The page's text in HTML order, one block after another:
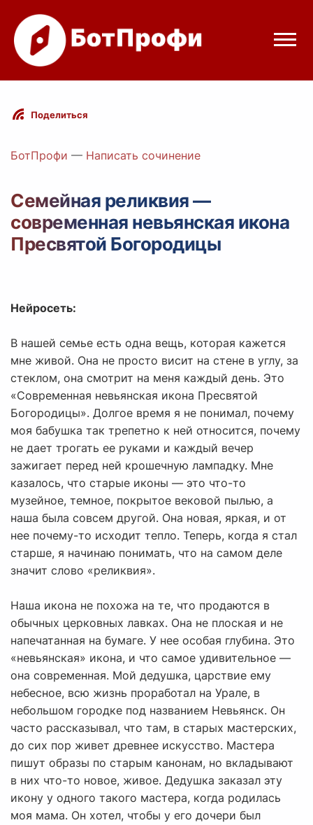
Режимы бота
Цены
Вход с Telegram
Поделиться
БотПрофи — Написать сочинение
Семейная реликвия —
современная невьянская икона
Пресвятой Богородицы
Нейросеть:
В нашей семье есть одна вещь, которая кажется
мне живой. Она не просто висит на стене в углу, за
стеклом, она смотрит на меня каждый день. Это
«Современная невьянская икона Пресвятой
Богородицы». Долгое время я не понимал, почему
моя бабушка так трепетно к ней относится, почему
не дает трогать ее руками и каждый вечер
зажигает перед ней крошечную лампадку. Мне
казалось, что старые иконы — это что-то
музейное, темное, покрытое вековой пылью, а
наша была совсем другой. Она новая, яркая, и от
нее почему-то исходит тепло. Теперь, когда я стал
старше, я начинаю понимать, что на самом деле
значит слово «реликвия».
Наша икона не похожа на те, что продаются в
обычных церковных лавках. Она не плоская и не
напечатанная на бумаге. У нее особая глубина. Это
«невьянская» икона, и что самое удивительное —
она современная. Мой дедушка, царствие ему
небесное, всю жизнь проработал на Урале, в
небольшом городке под названием Невьянск. Он
часто рассказывал, что там, в старых мастерских,
до сих пор живет древнее искусство. Мастера
пишут образы по старым канонам, но вкладывают
в них что-то новое, живое. Дедушка заказал эту
икону у одного такого мастера, когда родилась
моя мама. Он хотел, чтобы у его дочери был